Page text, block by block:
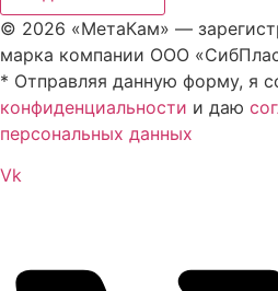
© 2026 «МетаКам» —
марка компании ООО
* Отправляя данную форму, я
конфиденциальности и даю
персональных данных
Vk